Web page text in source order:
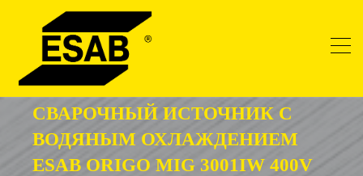
СВАРОЧНЫЙ ИСТОЧНИК С
ВОДЯНЫМ ОХЛАЖДЕНИЕМ
ESAB ORIGO MIG 3001IW 400V